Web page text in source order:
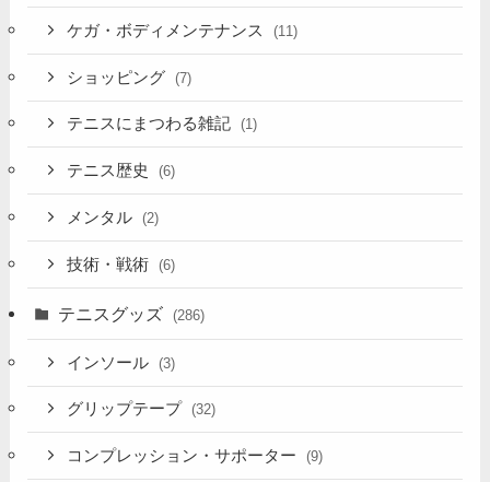
ケガ・ボディメンテナンス (11)
ショッピング (7)
テニスにまつわる雑記 (1)
テニス歴史 (6)
メンタル (2)
技術・戦術 (6)
テニスグッズ (286)
インソール (3)
グリップテープ (32)
コンプレッション・サポーター (9)